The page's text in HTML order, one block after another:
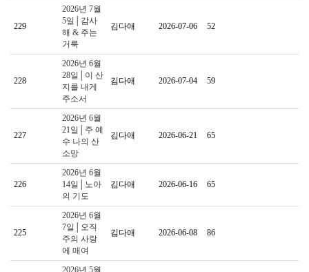
229
2026년 7월
5일│감사
해 & 주는
거룩
김다애 2026-07-06 52
228
2026년 6월
28일│이 산
지를 내게
주소서
김다애 2026-07-04 59
227
2026년 6월
21일│주 예
수 나의 산
소망
김다애 2026-06-21 65
226
2026년 6월
14일│노아
의 기도
김다애 2026-06-16 65
225
2026년 6월
7일│오직
주의 사랑
에 매여
김다애 2026-06-08 86
2026년 5월